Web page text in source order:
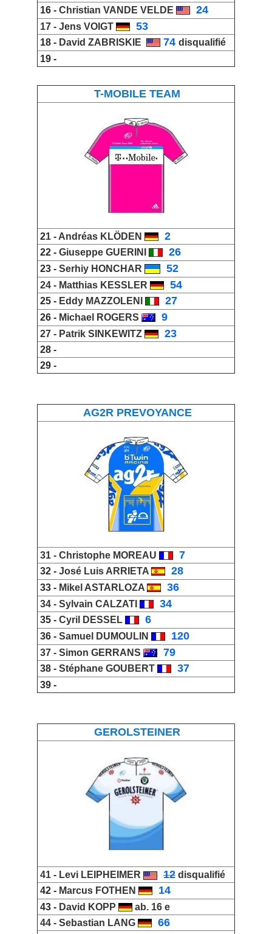
16 - Christian VANDE VELDE 24
17 - Jens VOIGT 53
18 - David ZABRISKIE 74 disqualifié
19 -
T-MOBILE TEAM
21 - Andréas KLÖDEN 2
22 - Giuseppe GUERINI 26
23 - Serhiy HONCHAR 52
24 - Matthias KESSLER 54
25 - Eddy MAZZOLENI 27
26 - Michael ROGERS 9
27 - Patrik SINKEWITZ 23
28 -
29 -
AG2R PREVOYANCE
31 - Christophe MOREAU 7
32 - José Luis ARRIETA 28
33 - Mikel ASTARLOZA 36
34 - Sylvain CALZATI 34
35 - Cyril DESSEL 6
36 - Samuel DUMOULIN 120
37 - Simon GERRANS 79
38 - Stéphane GOUBERT 37
39 -
GEROLSTEINER
41 - Levi LEIPHEIMER 12 disqualifié
42 - Marcus FOTHEN 14
43 - David KOPP
ab. 16 e
44 - Sebastian LANG 66